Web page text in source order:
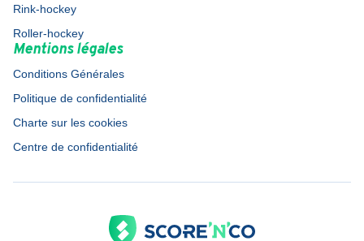
Rink-hockey
Roller-hockey
Mentions légales
Conditions Générales
Politique de confidentialité
Charte sur les cookies
Centre de confidentialité